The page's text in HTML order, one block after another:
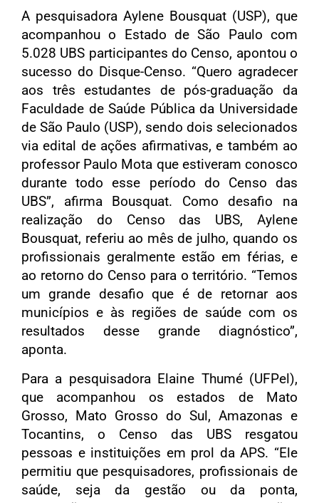
A pesquisadora Aylene Bousquat (USP), que
acompanhou o Estado de São Paulo com
5.028 UBS participantes do Censo, apontou o
sucesso do Disque-Censo. “Quero agradecer
aos três estudantes de pós-graduação da
Faculdade de Saúde Pública da Universidade
de São Paulo (USP), sendo dois selecionados
via edital de ações afirmativas, e também ao
professor Paulo Mota que estiveram conosco
durante todo esse período do Censo das
UBS”, afirma Bousquat. Como desafio na
realização do Censo das UBS, Aylene
Bousquat, referiu ao mês de julho, quando os
profissionais geralmente estão em férias, e
ao retorno do Censo para o território. “Temos
um grande desafio que é de retornar aos
municípios e às regiões de saúde com os
resultados desse grande diagnóstico”,
aponta.
Para a pesquisadora Elaine Thumé (UFPel),
que acompanhou os estados de Mato
Grosso, Mato Grosso do Sul, Amazonas e
Tocantins, o Censo das UBS resgatou
pessoas e instituições em prol da APS. “Ele
permitiu que pesquisadores, profissionais de
saúde, seja da gestão ou da ponta,